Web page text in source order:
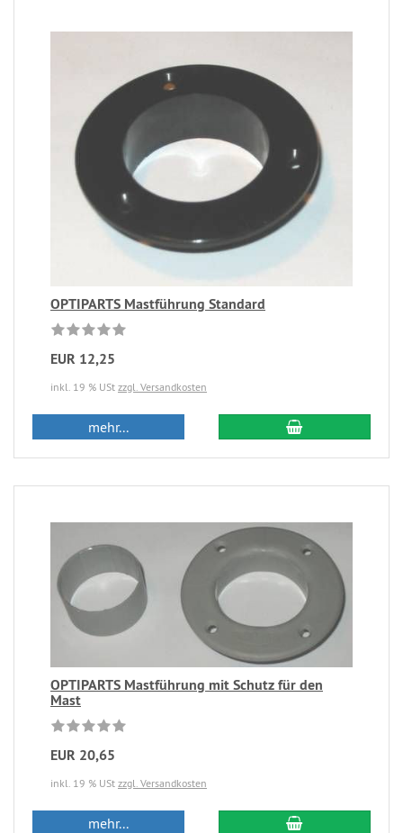
OPTIPARTS Mastführung Standard
EUR 12,25
inkl. 19 % USt zzgl. Versandkosten
mehr...
OPTIPARTS Mastführung mit Schutz für den
Mast
EUR 20,65
inkl. 19 % USt zzgl. Versandkosten
mehr...